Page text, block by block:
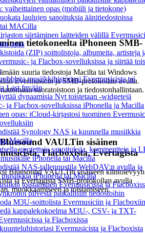
vaiheittainen opas (mobiili ja tietokone)
laulujen sanoituksia äänitiedostoissa
MACilla
siirtäminen laitteiden välillä
opas
(ZIP) soittolistoja, albumeita, artisteja
ja Flacbox-sovelluksissa ja siirtää
musiikkihistoriasi Evermusicista tai
Last.fm:ään
dynaamisia Nyt toistetaan -widgetejä
ja Flacbox-sovelluksissa iPhonella ja Macilla
opas: iCloud-kirjastosi tuominen
Synology NAS ja kuunnella musiikkia
Macilla
upotettuja sanoituksia, kommentteja ja
iPhonella tai Macilla
NAS-tallennustila WebDAV:n avulla ja
iPhonella tai Macilla
toistaminen Evermusicissa ja
pilvestä paikallisiin tiedostoihin
M3U-soittolista Evermusiciin ja Flacboxiin
kappalekokoelma M3U-, CSV- ja TXT-
ja Flacboxissa
Evermusicista ja Flacboxista
tietokoneelta iPhoneen SMB-
suuria tiedostoja Macilta tai Windows
Evermusicin ja SMB-protokollan avulla.
suoratoistoon ja tiedostonhallintaan.
VAULTin sisäinen
Flacboxista, Evertagista
Bluesound VAULTin sisäiseen kiintolevyyn
ja Evertagista SMB-protokollan avulla
muokkaamiseen ja toistamiseen.